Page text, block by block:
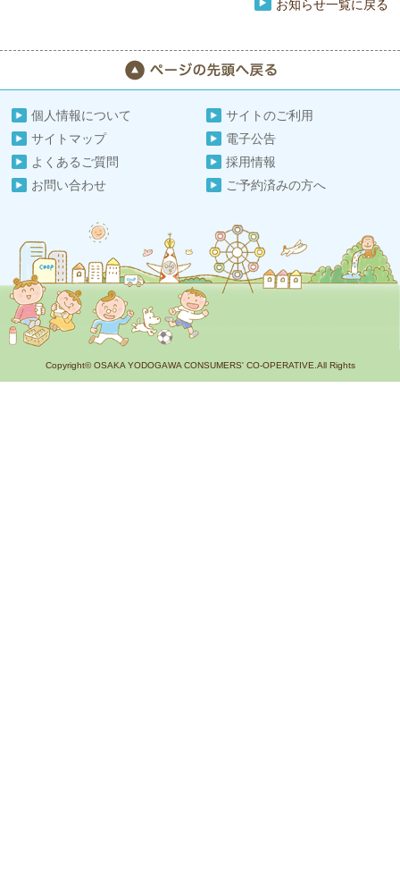
お知らせ一覧に戻る
個人情報について
サイトのご利用
サイトマップ
電子公告
よくあるご質問
採用情報
お問い合わせ
ご予約済みの方へ
Copyright© OSAKA YODOGAWA CONSUMERS' CO-OPERATIVE.All Rights